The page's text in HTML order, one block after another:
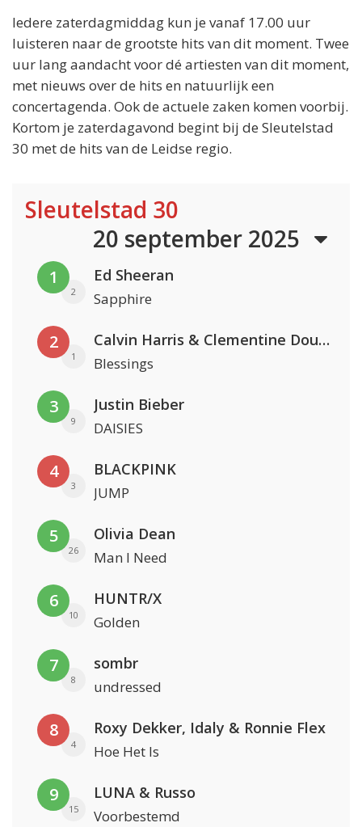
Iedere zaterdagmiddag kun je vanaf 17.00 uur
luisteren naar de grootste hits van dit moment. Twee
uur lang aandacht voor dé artiesten van dit moment,
met nieuws over de hits en natuurlijk een
concertagenda. Ook de actuele zaken komen voorbij.
Kortom je zaterdagavond begint bij de Sleutelstad
30 met de hits van de Leidse regio.
Sleutelstad 30
20 september 2025
1
2
Ed Sheeran
Sapphire
2
1
Calvin Harris & Clementine Douglas
Blessings
3
9
Justin Bieber
DAISIES
4
3
BLACKPINK
JUMP
5
26
Olivia Dean
Man I Need
6
10
HUNTR/X
Golden
7
8
sombr
undressed
8
4
Roxy Dekker, Idaly & Ronnie Flex
Hoe Het Is
9
15
LUNA & Russo
Voorbestemd